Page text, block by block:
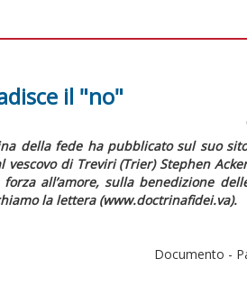
il "no"
della fede ha pubblicato sul suo
di Treviri (Trier) Stephen
all’amore, sulla benedizione
la lettera (www.doctrinafidei.va).
Documento -